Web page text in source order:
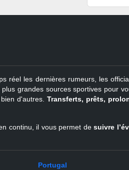
Portugal
Turquie
Belgique
réel les dernières rumeurs, les
grandes sources sportives pour
d'autres.Transferts, prêts,
continu, il vous permet desuivre
Portugal